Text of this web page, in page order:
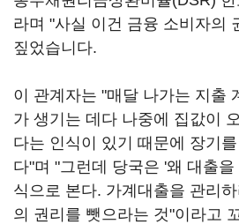
라며 "사실 이건 금융 소비자의
짚었습니다.
이 관계자는 "매달 나가는 지출
가 생기는 데다 나중에 집값이
다는 인식이 있기 때문에 장기
다"며 "그런데 당국은 '왜 대출
식으로 본다. 가계대출을 관리
의 권리를 뺏으라는 것"이라고